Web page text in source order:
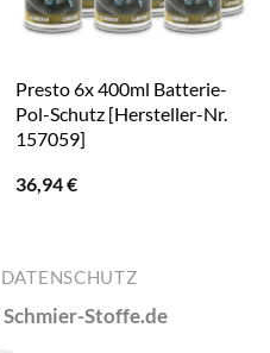
Presto 6x 400ml Batterie-
Pol-Schutz [Hersteller-Nr.
157059]
36,94€
DATENSCHUTZ
Schmier-Stoffe.de